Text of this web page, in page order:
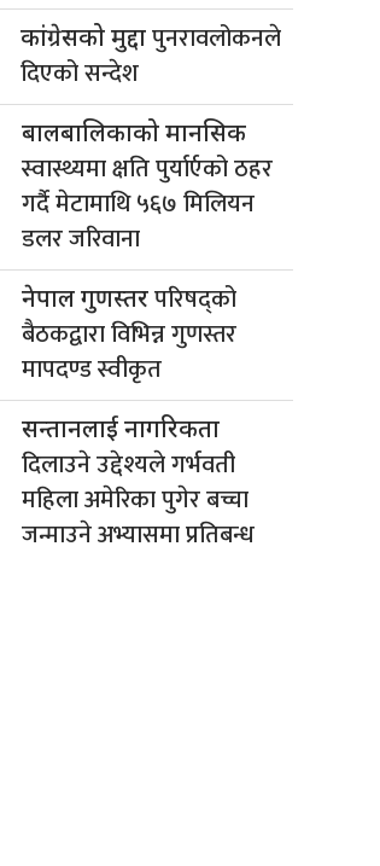
कांग्रेसको मुद्दापुनरावलोकनले
दिएको सन्देश
बालबालिकाको मानसिक
स्वास्थ्यमा क्षति पुर्यार्एको ठहर
गर्दै मेटामाथि ५६७ मिलियन
डलर जरिवाना
नेपाल गुणस्तरपरिषद्को
बैठकद्वारा विभिन्न गुणस्तर
मापदण्ड स्वीकृत
सन्तानलाई नागरिकता
दिलाउने उद्देश्यले गर्भवती
महिला अमेरिका पुगेर बच्चा
जन्माउने अभ्यासमा प्रतिबन्ध